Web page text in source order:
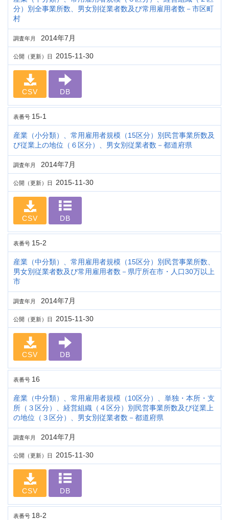
分）別全事業所数、男女別従業者数及び常用雇用者数－市区町
村
調査年月 2014年7月
公開（更新）日 2015-11-30
CSV DB
表番号 15-1
産業（小分類）、常用雇用者規模（15区分）別民営事業所数及
び従業上の地位（６区分）、男女別従業者数－都道府県
調査年月 2014年7月
公開（更新）日 2015-11-30
CSV DB
表番号 15-2
産業（中分類）、常用雇用者規模（15区分）別民営事業所数、
男女別従業者数及び常用雇用者数－県庁所在市・人口30万以上
市
調査年月 2014年7月
公開（更新）日 2015-11-30
CSV DB
表番号 16
産業（中分類）、常用雇用者規模（10区分）、単独・本所・支
所（３区分）、経営組織（４区分）別民営事業所数及び従業上
の地位（３区分）、男女別従業者数－都道府県
調査年月 2014年7月
公開（更新）日 2015-11-30
CSV DB
表番号 18-2